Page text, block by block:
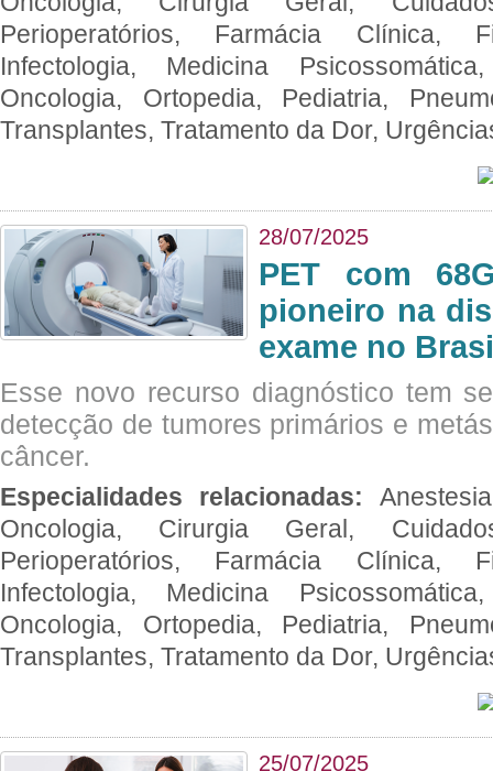
Perioperatórios, Farmácia Clínica,
Infectologia, Medicina
Oncologia, Ortopedia, Pediatria,
Transplantes, Tratamento da Dor,
28/07/2025
PET com
pioneiro na
exame no
Esse novo recurso diagnóstico tem
detecção de tumores primários e
câncer.
Especialidades relacionadas:
Oncologia, Cirurgia Geral,
Perioperatórios, Farmácia Clínica,
Infectologia, Medicina
Oncologia, Ortopedia, Pediatria,
Transplantes, Tratamento da Dor,
25/07/2025